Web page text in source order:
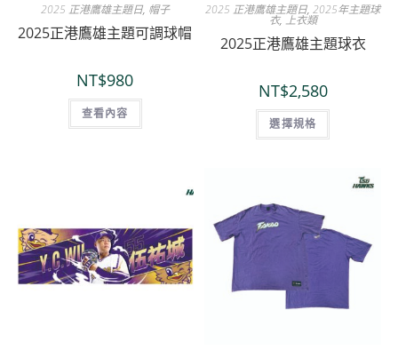
2025 正港鷹雄主題日, 帽子
2025正港鷹雄主題可調球帽
NT$980
查看內容
2025 正港鷹雄主題日,2025年主題球
衣, 上衣類
2025正港鷹雄主題球衣
NT$2,580
選擇規格